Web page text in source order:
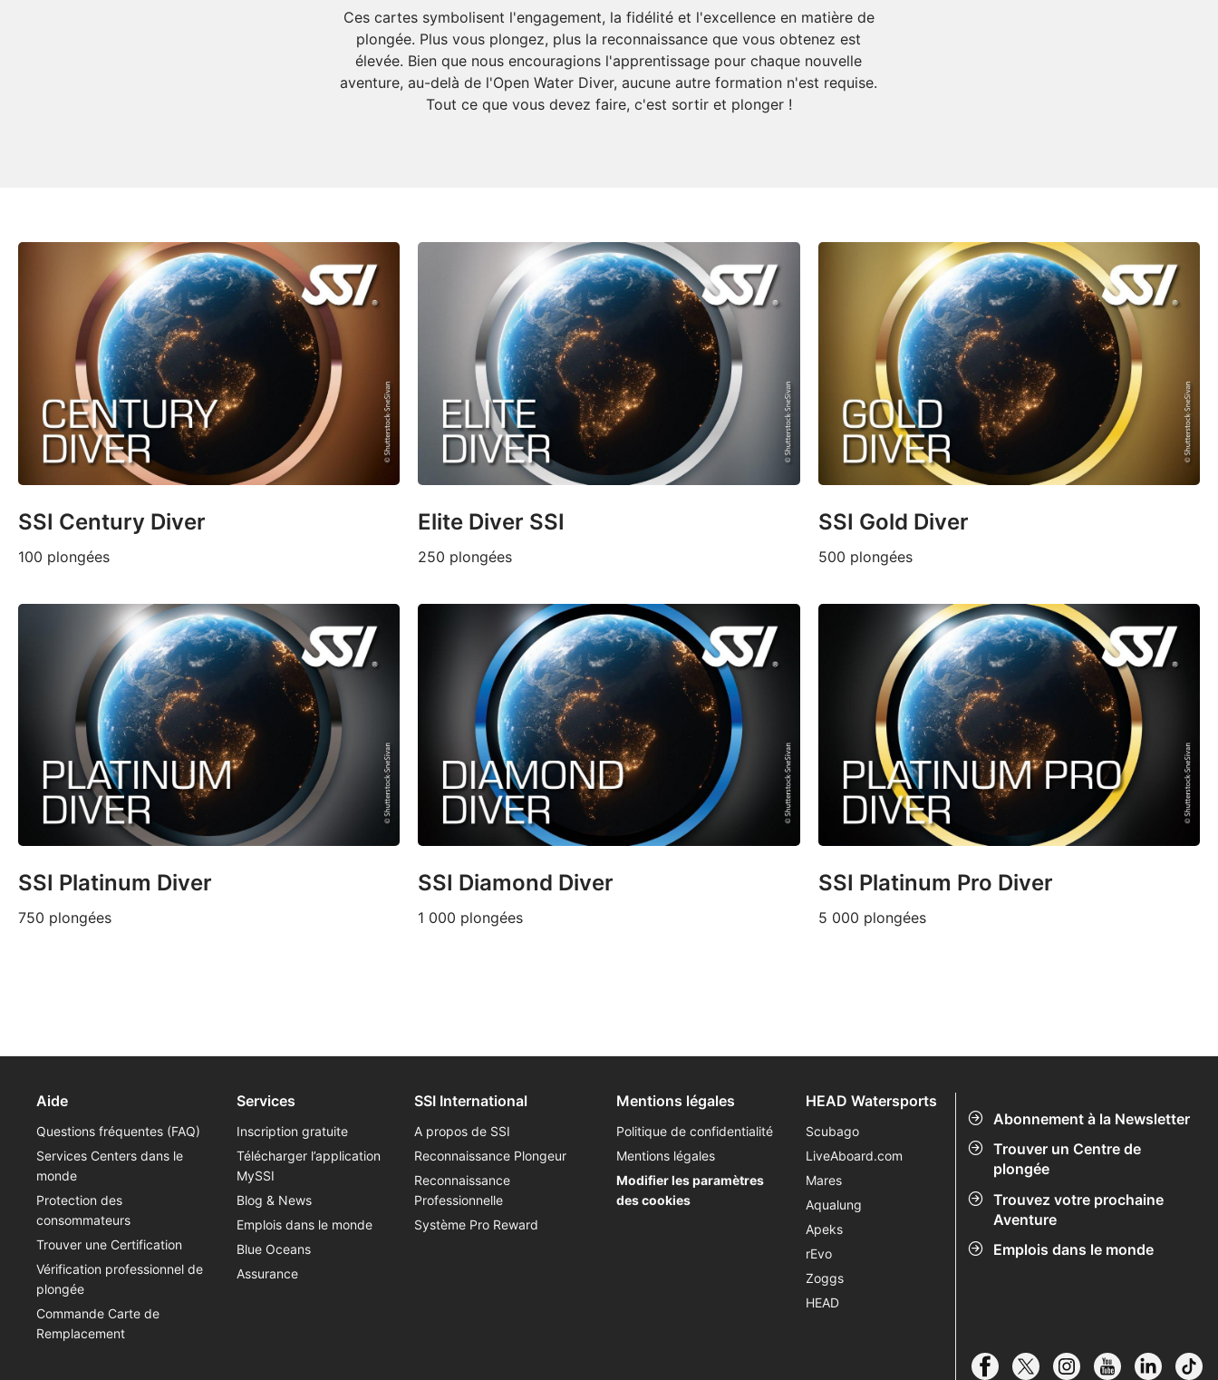
Ces cartes symbolisent l'engagement, la fidélité et l'excellence en matière de
plongée. Plus vous plongez, plus la reconnaissance que vous obtenez est
élevée. Bien que nous encouragions l'apprentissage pour chaque nouvelle
aventure, au-delà de l'Open Water Diver, aucune autre formation n'est requise.
Tout ce que vous devez faire, c'est sortir et plonger !
SSI Century Diver
100 plongées
Elite Diver SSI
250 plongées
SSI Gold Diver
500 plongées
SSI Platinum Diver
750 plongées
SSI Diamond Diver
1 000 plongées
SSI Platinum Pro Diver
5 000 plongées
Abonnement à la Newsletter
Trouver un Centre de
plongée
Trouvez votre prochaine
Aventure
Emplois dans le monde
Aide
Questions fréquentes (FAQ)
Services Centers dans le
monde
Protection des
consommateurs
Trouver une Certification
Vérification professionnel de
plongée
Commande Carte de
Remplacement
Services
Inscription gratuite
Télécharger l’application
MySSI
Blog & News
Emplois dans le monde
Blue Oceans
Assurance
SSI International
A propos de SSI
Reconnaissance Plongeur
Reconnaissance
Professionnelle
Système Pro Reward
Mentions légales
Politique de confidentialité
Mentions légales
Modifier les paramètres
des cookies
HEAD Watersports
Scubago
LiveAboard.com
Mares
Aqualung
Apeks
rEvo
Zoggs
HEAD